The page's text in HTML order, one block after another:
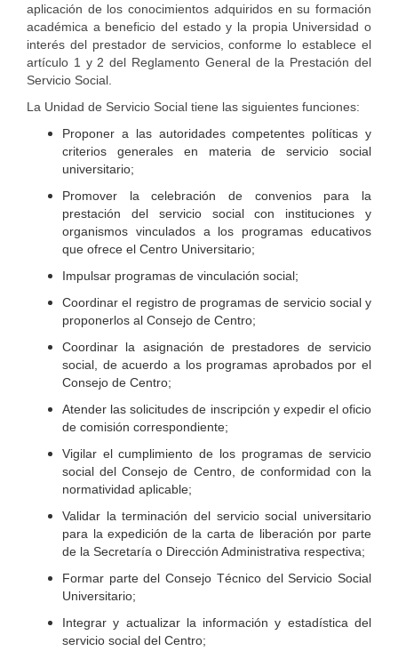
aplicación de los conocimientos adquiridos en su formación
académica a beneficio del estado y la propia Universidad o
interés del prestador de servicios, conforme lo establece el
artículo 1 y 2 del Reglamento General de la Prestación del
Servicio Social.
La Unidad de Servicio Social tiene las siguientes funciones:
Proponer a las autoridades competentes políticas y
criterios generales en materia de servicio social
universitario;
Promover la celebración de convenios para la
prestación del servicio social con instituciones y
organismos vinculados a los programas educativos
que ofrece el Centro Universitario;
Impulsar programas de vinculación social;
Coordinar el registro de programas de servicio social y
proponerlos al Consejo de Centro;
Coordinar la asignación de prestadores de servicio
social, de acuerdo a los programas aprobados por el
Consejo de Centro;
Atender las solicitudes de inscripción y expedir el oficio
de comisión correspondiente;
Vigilar el cumplimiento de los programas de servicio
social del Consejo de Centro, de conformidad con la
normatividad aplicable;
Validar la terminación del servicio social universitario
para la expedición de la carta de liberación por parte
de la Secretaría o Dirección Administrativa respectiva;
Formar parte del Consejo Técnico del Servicio Social
Universitario;
Integrar y actualizar la información y estadística del
servicio social del Centro;